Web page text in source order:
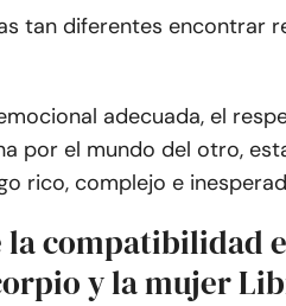
tan diferentes encontrar
adecuada, el
por el mundo del otro,
rico, complejo e
la compatibilidad
y la mujer